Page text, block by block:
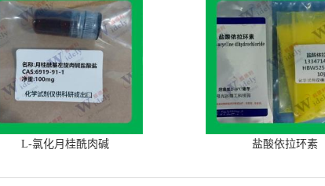
L-氯化月桂酰肉碱 盐酸依拉环素